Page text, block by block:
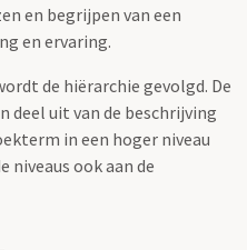
en begrijpen van een
en ervaring.
de hiërarchie gevolgd. De
deel uit van de beschrijving
in een hoger niveau
niveaus ook aan de